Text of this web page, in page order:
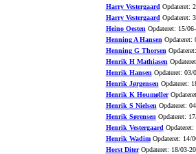
Harry Vestergaard Opdateret:
Harry Vestergaard Opdateret:
Heino Oesten Opdateret: 15/
Henning A Hansen Opdateret:
Henning G Thorsen
Henrik H Mathiasen
Henrik Hansen Opdateret: 03/
Henrik Jørgensen Opdateret:
Henrik K Houmøller
Henrik S Nielsen Opdateret:
Henrik Sørensen Opdateret:
Henrik Vestergaard
Henrik WadimOpdateret: 14/
Horst DiterOpdateret: 18/03-